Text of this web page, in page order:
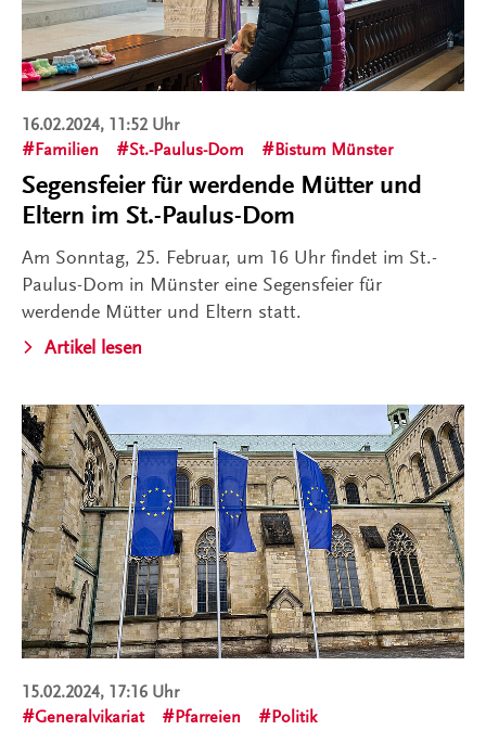
16.02.2024, 11:52 Uhr
Familien
St.-Paulus-Dom Bistum Münster
Segensfeier für werdende Mütter und
Eltern im St.-Paulus-Dom
Am Sonntag, 25. Februar, um 16 Uhr findet im St.-
Paulus-Dom in Münster eine Segensfeier für
werdende Mütter und Eltern statt.
Artikel lesen
15.02.2024, 17:16 Uhr
Generalvikariat
Pfarreien Politik